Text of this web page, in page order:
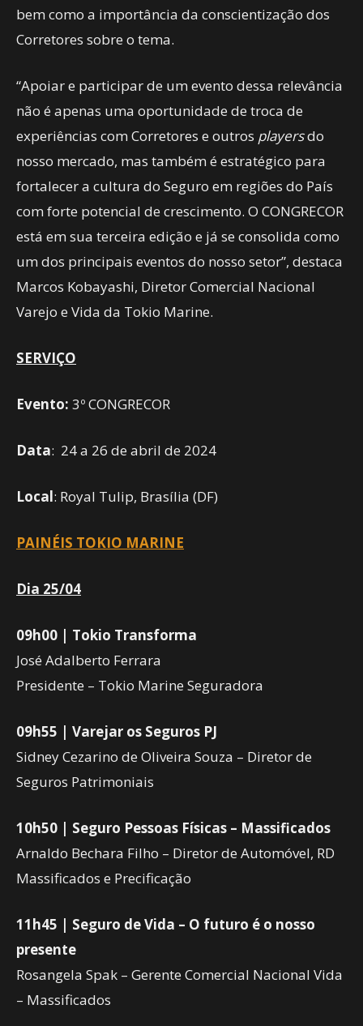
bem como a importância da conscientização dos
Corretores sobre o tema.
“Apoiar e participar de um evento dessa relevância
não é apenas uma oportunidade de troca de
experiências com Corretores e outros playersdo
nosso mercado, mas também é estratégico para
fortalecer a cultura do Seguro em regiões do País
com forte potencial de crescimento. O CONGRECOR
está em sua terceira edição e já se consolida como
um dos principais eventos do nosso setor”, destaca
Marcos Kobayashi, Diretor Comercial Nacional
Varejo e Vida da Tokio Marine.
SERVIÇO
Evento: 3º CONGRECOR
Data: 24 a 26 de abril de 2024
Local: Royal Tulip, Brasília (DF)
PAINÉIS TOKIO MARINE
Dia 25/04
09h00 | Tokio Transforma
José Adalberto Ferrara
Presidente – Tokio Marine Seguradora
09h55 | Varejar os Seguros PJ
Sidney Cezarino de Oliveira Souza – Diretor de
Seguros Patrimoniais
10h50 | Seguro Pessoas Físicas – Massificados
Arnaldo Bechara Filho – Diretor de Automóvel, RD
Massificados e Precificação
11h45 | Seguro de Vida – O futuro é o nosso
presente
Rosangela Spak – Gerente Comercial Nacional Vida
– Massificados